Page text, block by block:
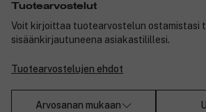
Tuotearvostelut
Voit kirjoittaa tuotearvostelun ostamistasi
sisäänkirjautuneena asiakastilillesi.
Tuotearvostelujen ehdot
Arvosanan mukaan